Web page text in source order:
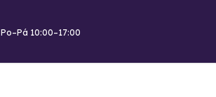
Po–Pá 10:00–17:00